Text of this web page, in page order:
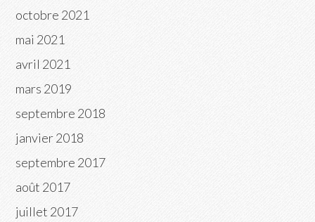
octobre 2021
mai 2021
avril 2021
mars 2019
septembre 2018
janvier 2018
septembre 2017
août 2017
juillet 2017